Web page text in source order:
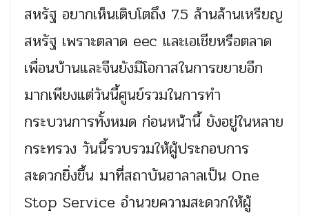
สหรัฐ อยากเห็นเติบโตถึง 7.5 ล้านล้านเหรียญ
สหรัฐ เพราะตลาด eec และเอเชียหรือตลาด
เพื่อนบ้านและจีนยังมีโอกาสในการขยายอีก
มากเพียงแต่วันนี้ศูนย์รวมในการทำ
กระบวนการทั้งหมด ก่อนหน้านี้ ยังอยู่ในหลาย
กระทรวง วันนี้รวบรวมให้ผู้ประกอบการ
สะดวกยิ่งขึ้น มาที่สถาบันฮาลาลเป็น One
Stop Service อำนวยความสะดวกให้ผู้